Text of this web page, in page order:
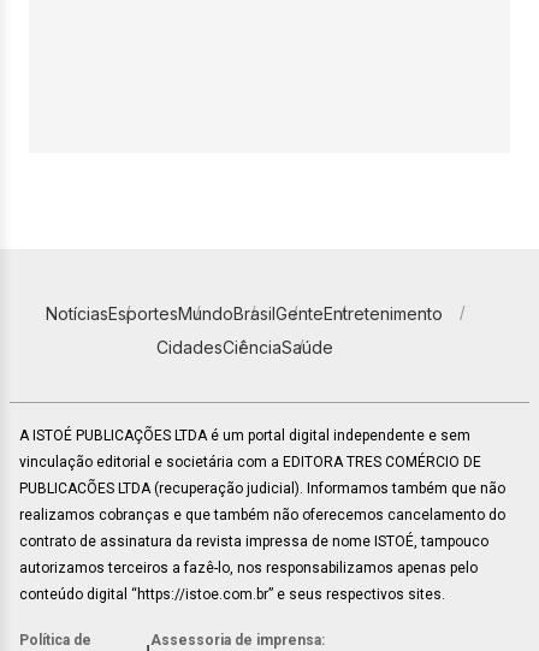
NotíciasEsportesMundoBrasilGenteEntretenimento
CidadesCiênciaSaúde
A ISTOÉ PUBLICAÇÕES LTDA é um portal digital independente e sem
vinculação editorial e societária com a EDITORA TRES COMÉRCIO DE
PUBLICACÕES LTDA (recuperação judicial). Informamos também que não
realizamos cobranças e que também não oferecemos cancelamento do
contrato de assinatura da revista impressa de nome ISTOÉ, tampouco
autorizamos terceiros a fazê-lo, nos responsabilizamos apenas pelo
conteúdo digital “https://istoe.com.br” e seus respectivos sites.
Política de Assessoria de imprensa: